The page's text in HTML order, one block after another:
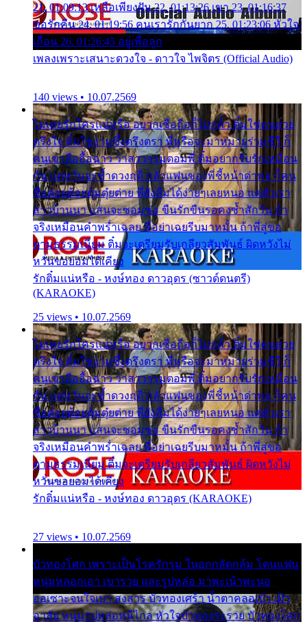
21. 01:09:13 เหลือเพียงฝัน 22. 01:13:26 เขา 23. 01:16:37
ขอรักคืน 24. 01:19:56 คนเรารักกันยาก 25. 01:23:06 หัวใจ
เถื่อน 26. 01:26:45 อยู่เพื่อลูก
เพลงเพราะเสนาะดวงใจ - ดาวใจ ไพจิตร (Official Audio)
140 views • 10.07.2569
ไม่เคยรักใครแน่หรือ อยากเชื่อถือก็ไม่กล้า ติ๋มใช่คนสวย
ตรึงใจ ติ๋มใช่งามซึ้งตรึงตรา พี่หรือจะมาหมายร่วมชีวี ก็
คนเขาลืออื้อฉาว ว่าสาวๆรุมตอมพี่ ติ๋มอยากรับรักเหมือน
กัน แต่หวั่นจะช้ำดวงฤดี กลัวแฟนของพี่ชี้หน้าด่าทอ ก็คน
ชื่อต๋อยต้อยตุ้มตุ๋ยต่าย พี่ยังลืมได้ง่ายๆเลยหนอ แค่ตัวเรา
สาวบ้านนา แสนจะซอมซ่อ ขืนรักขืนรอคงช้ำสักวัน ถ้า
จริงเหมือนคำพร่ำเฉลย พี่อย่าเฉยรีบมาหมั้น ถ้าพี่สู่ขอ
ตามธรรมเนียม ติ๋มจะเตรียมรับเกลียวสัมพันธ์ ผิดหวังไม่
หวั่นขอยอมได้เคียง
รักติ๋มแน่หรือ - หงษ์ทอง ดาวอุดร (ซาวด์ดนตรี)
(KARAOKE)
25 views • 10.07.2569
ไม่เคยรักใครแน่หรือ อยากเชื่อถือก็ไม่กล้า ติ๋มใช่คนสวย
ตรึงใจ ติ๋มใช่งามซึ้งตรึงตรา พี่หรือจะมาหมายร่วมชีวี ก็
คนเขาลืออื้อฉาว ว่าสาวๆรุมตอมพี่ ติ๋มอยากรับรักเหมือน
กัน แต่หวั่นจะช้ำดวงฤดี กลัวแฟนของพี่ชี้หน้าด่าทอ ก็คน
ชื่อต๋อยต้อยตุ้มตุ๋ยต่าย พี่ยังลืมได้ง่ายๆเลยหนอ แค่ตัวเรา
สาวบ้านนา แสนจะซอมซ่อ ขืนรักขืนรอคงช้ำสักวัน ถ้า
จริงเหมือนคำพร่ำเฉลย พี่อย่าเฉยรีบมาหมั้น ถ้าพี่สู่ขอ
ตามธรรมเนียม ติ๋มจะเตรียมรับเกลียวสัมพันธ์ ผิดหวังไม่
หวั่นขอยอมได้เคียง
รักติ๋มแน่หรือ - หงษ์ทอง ดาวอุดร (KARAOKE)
27 views • 10.07.2569
บัวทองโศก เพราะเป็นโรครักรุม ในอกกลัดกลุ้ม โดนแฟน
หนุ่มหลอกเอา เขารวย และรูปหล่อ มาพะเน้าพะนอ
ออเซาะจนใจเบา สงสาร บัวทองเศร้า น้ำตาคลอเบ้า เฝ้า
อาลัย หนุ่มรูปหล่อหนีไกล หัวใจบัวทองระรวย บัวทองโศก